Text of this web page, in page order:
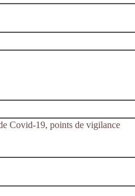
Covid-19, points de vigilance